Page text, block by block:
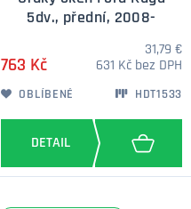
5dv., přední, 2008-
763 Kč
31,79 €
631 Kč bez DPH
OBLÍBENÉ HDT1533